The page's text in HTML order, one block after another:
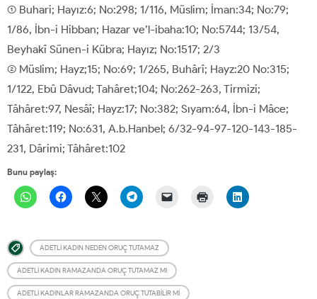
(1) Buhari; Hayız:6; No:298; 1/116, Müslim; İman:34; No:79;
1/86, İbn-i Hibban; Hazar ve’l-ibaha:10; No:5744; 13/54,
Beyhakî Sünen-i Kübra; Hayız; No:1517; 2/3
(2) Müslim; Hayz;15; No:69; 1/265, Buhârî; Hayz:20 No:315;
1/122, Ebû Dâvud; Tahâret;104; No:262-263, Tirmizi;
Tâhâret:97, Nesâî; Hayz:17; No:382; Sıyam:64, İbn-i Mâce;
Tâhâret:119; No:631, A.b.Hanbel; 6/32-94-97-120-143-185-
231, Dârimi; Tâhâret:102
Bunu paylaş:
ADETLI KADIN NEDEN ORUÇ TUTAMAZ
ADETLI KADIN RAMAZANDA ORUÇ TUTAMAZ MI
ADETLI KADINLAR RAMAZANDA ORUÇ TUTABILIR MI